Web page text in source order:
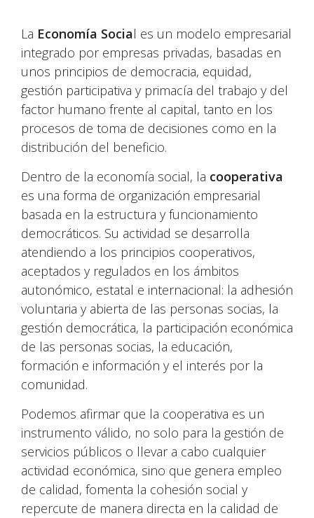
La Economía Social es un modelo empresarial
integrado por empresas privadas, basadas en
unos principios de democracia, equidad,
gestión participativa y primacía del trabajo y del
factor humano frente al capital, tanto en los
procesos de toma de decisiones como en la
distribución del beneficio.
Dentro de la economía social, la cooperativa
es una forma de organización empresarial
basada en la estructura y funcionamiento
democráticos. Su actividad se desarrolla
atendiendo a los principios cooperativos,
aceptados y regulados en los ámbitos
autonómico, estatal e internacional: la adhesión
voluntaria y abierta de las personas socias, la
gestión democrática, la participación económica
de las personas socias, la educación,
formación e información y el interés por la
comunidad.
Podemos afirmar que la cooperativa es un
instrumento válido, no solo para la gestión de
servicios públicos o llevar a cabo cualquier
actividad económica, sino que genera empleo
de calidad, fomenta la cohesión social y
repercute de manera directa en la calidad de